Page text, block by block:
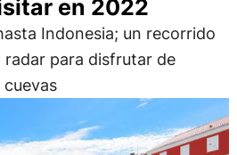
en 2022
Indonesia; un recorrido
radar para disfrutar de